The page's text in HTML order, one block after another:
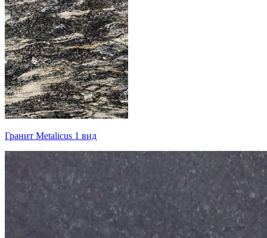
Гранит Metalicus 1 вид